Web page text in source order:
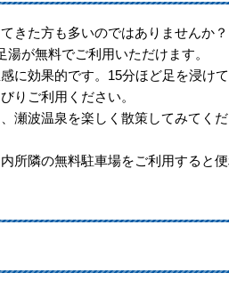
きた方も多いのではありませんか？
が無料でご利用いただけます。
に効果的です。15分ほど足を浸けて
りご利用ください。
瀬波温泉を楽しく散策してみてく
所隣の無料駐車場をご利用すると